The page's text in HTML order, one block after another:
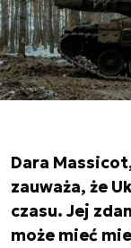
Dara
zauważa, że
czasu. Jej
może mieć